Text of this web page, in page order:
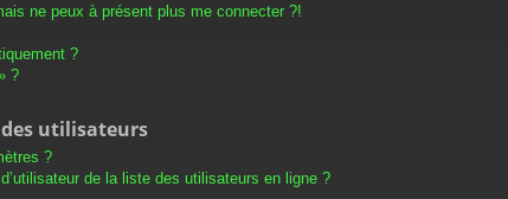
ne peux à présent plus me connecter ?!
?
?
utilisateurs
?
de la liste des utilisateurs en ligne ?